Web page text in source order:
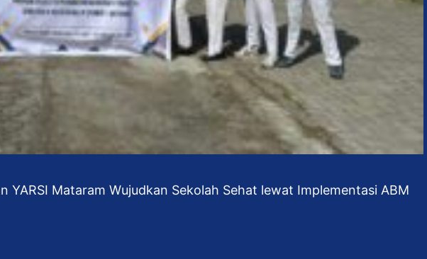
YARSI Mataram Wujudkan Sekolah Sehat lewat Implementasi ABM